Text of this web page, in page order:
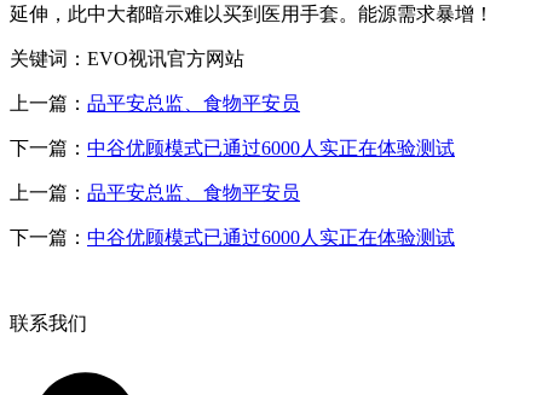
延伸，此中大都暗示难以买到医用手套。能源需求暴增！
关键词：EVO视讯官方网站
上一篇： 品平安总监、食物平安员
下一篇： 中谷优顾模式已通过6000人实正在体验测试
上一篇： 品平安总监、食物平安员
下一篇： 中谷优顾模式已通过6000人实正在体验测试
联系我们